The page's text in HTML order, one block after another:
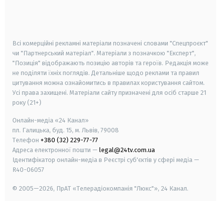
Всі комерційні рекламні матеріали позначені словами "Спецпроєкт"
чи "Партнерський матеріал". Матеріали з позначкою "Експерт",
"Позиція" відображають позицію авторів та героїв. Редакція може
не поділяти їхніх поглядів. Детальніше щодо реклами та правил
цитування можна ознайомитись в правилах користування сайтом.
Усі права захищені. Матеріали сайту призначені для осіб старше 21
року (21+)
Онлайн-медіа «24 Канал»
пл. Галицька, буд. 15, м. Львів, 79008
Телефон +380 (32) 229-77-77
Адреса електронної пошти — legal@24tv.com.ua
Ідентифікатор онлайн-медіа в Реєстрі суб'єктів у сфері медіа —
R40-06057
© 2005—2026, ПрАТ «Телерадіокомпанія "Люкс"», 24 Канал.